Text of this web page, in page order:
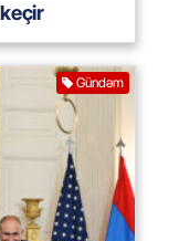
Gündəm